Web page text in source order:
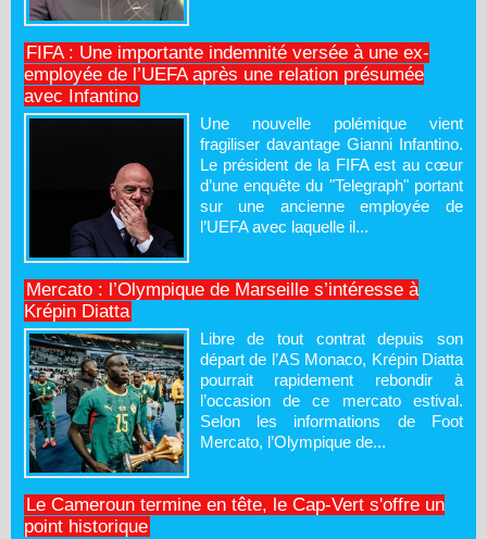
FIFA : Une importante indemnité versée à une ex-
employée de l’UEFA après une relation présumée
avec Infantino
Une nouvelle polémique vient
fragiliser davantage Gianni Infantino.
Le président de la FIFA est au cœur
d’une enquête du "Telegraph" portant
sur une ancienne employée de
l’UEFA avec laquelle il...
Mercato : l’Olympique de Marseille s’intéresse à
Krépin Diatta
Libre de tout contrat depuis son
départ de l’AS Monaco, Krépin Diatta
pourrait rapidement rebondir à
l’occasion de ce mercato estival.
Selon les informations de Foot
Mercato, l’Olympique de...
Le Cameroun termine en tête, le Cap-Vert s'offre un
point historique